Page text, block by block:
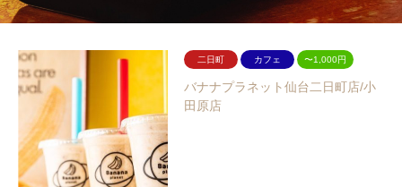
二日町 カフェ 〜1,000円
バナナプラネット仙台二日町店/小
田原店